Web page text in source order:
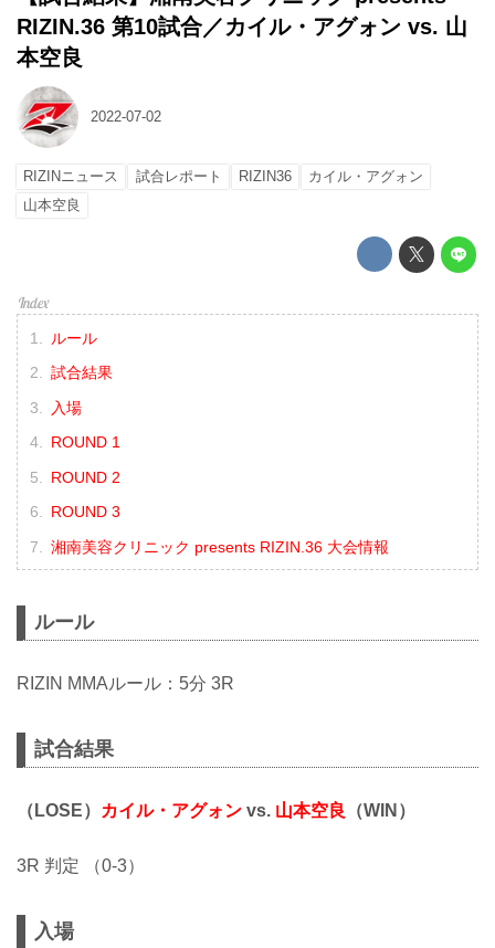
RIZIN.36 第10試合／カイル・アグォン vs. 山
本空良
2022-07-02
RIZINニュース 試合レポート RIZIN36
カイル・アグォン
山本空良
ルール
試合結果
入場
ROUND 1
ROUND 2
ROUND 3
湘南美容クリニック presents RIZIN.36 大会情報
ルール
RIZIN MMAルール：5分 3R
試合結果
（LOSE） カイル・アグォン vs. 山本空良 （WIN）
3R 判定 （0-3）
入場